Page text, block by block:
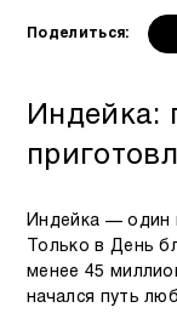
Поделиться:
Индейка:
Индейка — один
Только в День
менее 45
начался путь